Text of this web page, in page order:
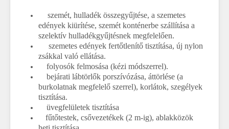
szemét, hulladék összegyűjtése, a szemetes
edények kiürítése, szemét konténerbe szállítása a
szelektív hulladékgyűjtésnek megfelelően.
szemetes edények fertőtlenítő tisztítása, új nylon
zsákkal való ellátása.
folyosók felmosása (kézi módszerrel).
bejárati lábtörlők porszívózása, áttörlése (a
burkolatnak megfelelő szerrel), korlátok, szegélyek
tisztítása.
üvegfelületek tisztítása
fűtőtestek, csővezetékek (2 m-ig), ablakközök